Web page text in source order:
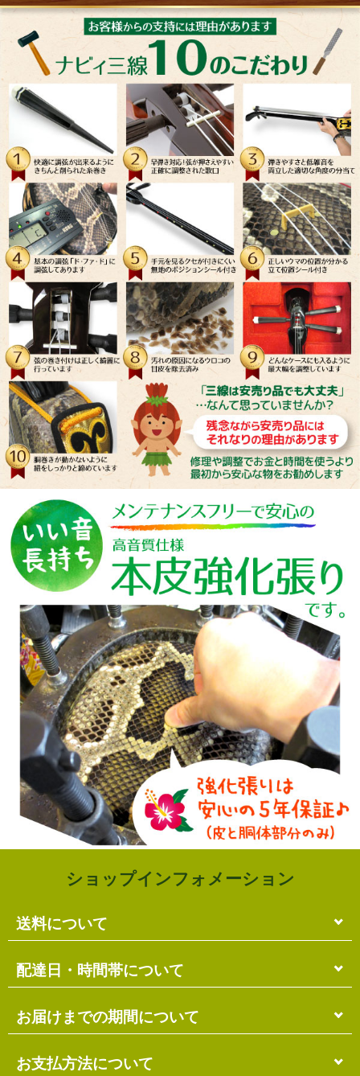
と沖縄の海を思い出して、とても癒やされます。
初心者の私でも弾きやすくて、弾くのが楽しいで
す！
思っていたより早く届きました。
ありがとうございました。
Y.M 様
（ご購入商品：ボルドー三線）
2023-07-27
超超初級の私でしたが、三線の音色にずっと憧れが
あり、ネットでボルドーの素敵な三線を見たら購入
したくなり、メンテナンス等も含め、こちらで購入
を決めました！！
色々と迅速に対応していただき、本当に三線が届く
のが楽しみでした。
届いた時は本当に感動して、早速到着当日から弾き
ました。
初心者向けのいろんな教材も入っていて、一曲弾く
ことができました！！
今後は是非、店舗にも伺いたいと思います。
T.K 様
（ご購入商品：ボルドー三線）
2022-12-15
三線の色味がとても美しく特に教室の女性陣に大変
好評です(笑)
チューナーも大表示で使い易いです。
丸くて可愛いらしく好評です(笑)。
さて、今回購入した速弾きバチは親指置きが思った
より良くてとても楽に演奏できます。次回の教室が
楽しみです(笑)
Miyako-M 様
（ご購入商品：ボルドー三線）
2020-08-14
ケースを開けると待ち望んでいた三線がありまし
た！その下には工工四と共に手書きのメッセージも
ありました。凄く嬉しいです♪上達したら店舗にも
行きたいです！
素敵な三線をありがとうございます⸜❤⸝
（ご購入商品：ボルドー三線）
2019-12-02
も関わらず親切に対応して頂きました。早速、届い
たので開けてみると思わず声に出してしまう程の素
ドーの三線にあった紐を付けて頂き今すぐにでもお
礼を言いに行きたいぐらいです。毎日練習をして、
ショップインフォメーション
送料について
単品のみの場合
各商品に記載の送料となります。
複数商品の場合
ます。
配達日・時間帯について
配達日・配達時間帯のご指定は出来ません。
お届け先に投函される「ご不在連絡票」より再配達希
用ください。
お届けまでの期間について
在庫がある場合
お支払方法について